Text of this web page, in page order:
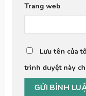
Trang web
Lưu tên của
trình duyệt này